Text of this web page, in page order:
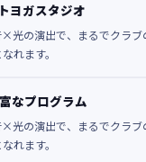
ヨガスタジオ
光の演出で、まるでクラブ
れます。
なプログラム
光の演出で、まるでクラブ
れます。